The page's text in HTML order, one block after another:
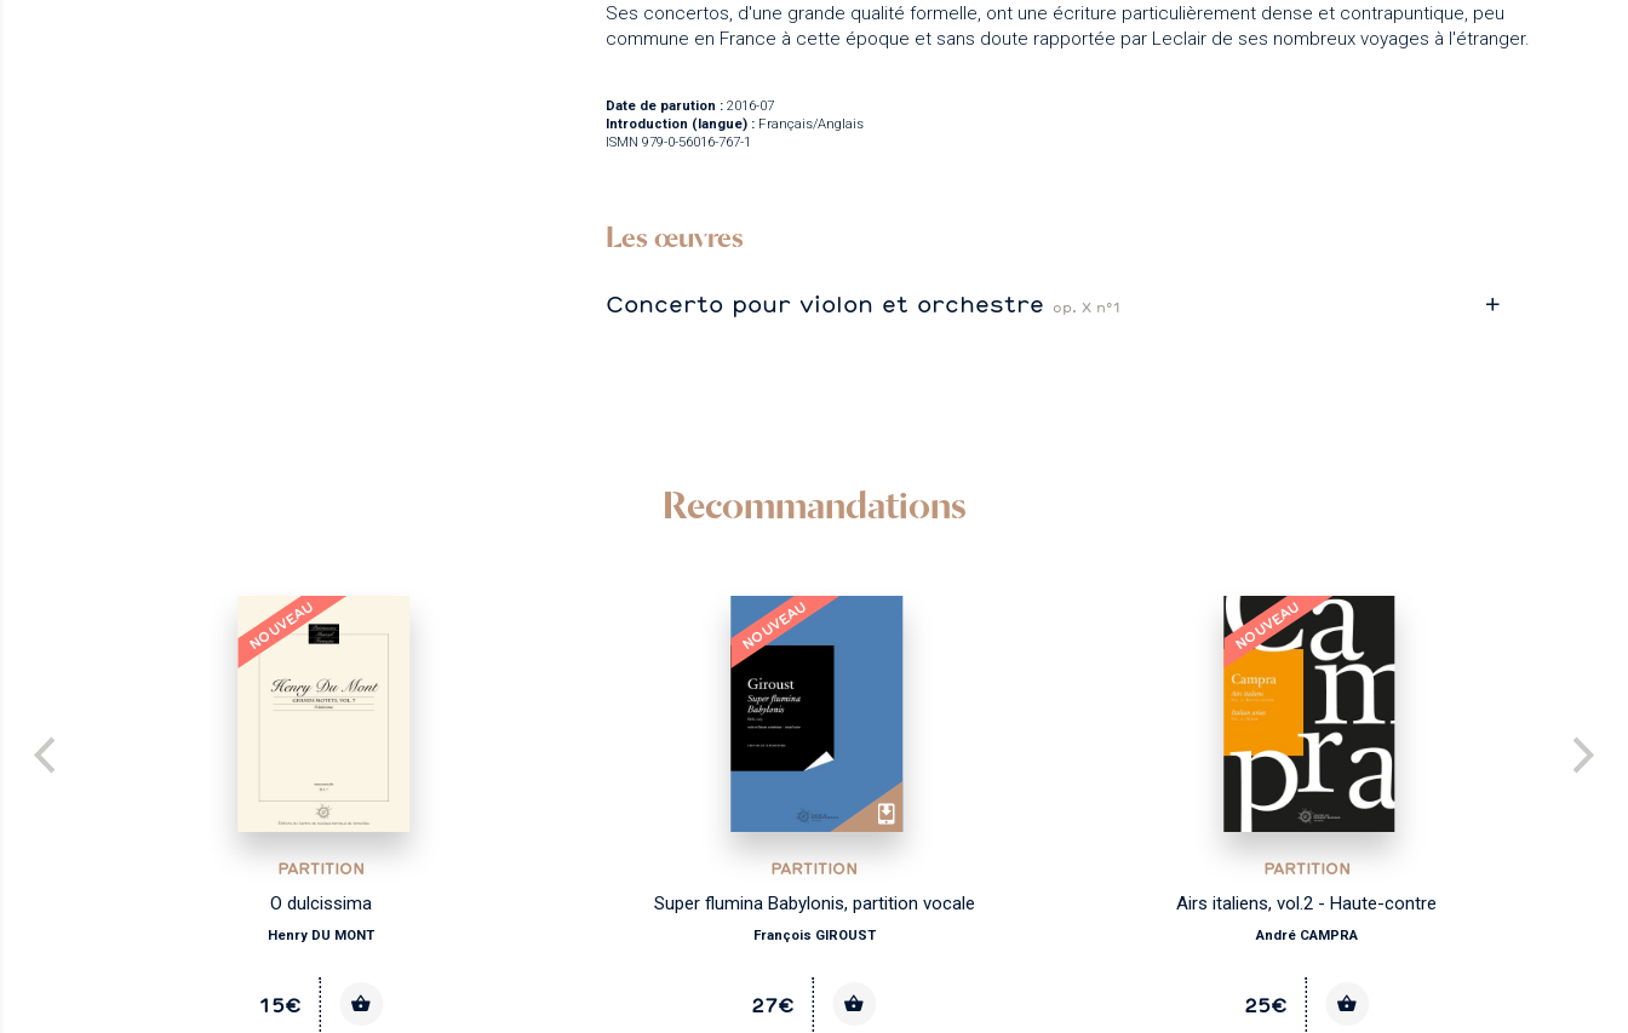
Ses concertos, d'une grande qualité formelle, ont une écriture particulièrement dense et contrapuntique, peu
commune en France à cette époque et sans doute rapportée par Leclair de ses nombreux voyages à l'étranger.
Date de parution : 2016-07
Introduction (langue) : Français/Anglais
ISMN 979-0-56016-767-1
Les œuvres
Concerto pour violon et orchestre op. X n°1
Recommandations
NOUVEAU
PARTITION
O dulcissima
Henry DU MONT
15€
NOUVEAU
PARTITION
Super flumina Babylonis, partition vocale
François GIROUST
27€
NOUVEAU
PARTITION
Airs italiens, vol.2 - Haute-contre
André CAMPRA
25€